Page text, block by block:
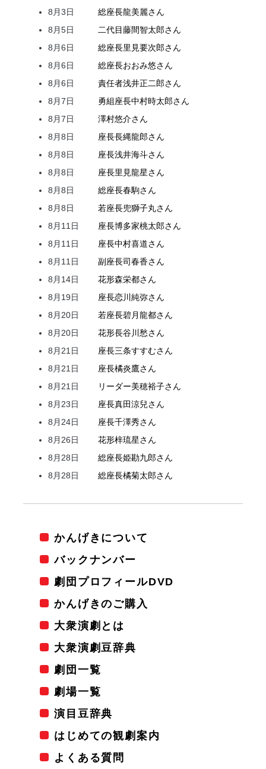
8月3日
総座長龍美麗さん
8月5日
二代目藤間智太郎さん
8月6日
総座長里見要次郎さん
8月6日
総座長おおみ悠さん
8月6日
責任者浅井正二郎さん
8月7日
勇組座長中村時太郎さん
8月7日
澤村悠介さん
8月8日
座長長縄龍郎さん
8月8日
座長浅井海斗さん
8月8日
座長里見龍星さん
8月8日
総座長春駒さん
8月8日
若座長兜獅子丸さん
8月11日
座長博多家桃太郎さん
8月11日
座長中村喜道さん
8月11日
副座長司春香さん
8月14日
花形森栄都さん
8月19日
座長恋川純弥さん
8月20日
若座長碧月龍都さん
8月20日
花形長谷川愁さん
8月21日
座長三条すすむさん
8月21日
座長橘炎鷹さん
8月21日
リーダー美穂裕子さん
8月23日
座長真田涼兒さん
8月24日
座長千澤秀さん
8月26日
花形梓琉星さん
8月28日
総座長姫勘九郎さん
8月28日
総座長橘菊太郎さん
かんげきについて
バックナンバー
劇団プロフィールDVD
かんげきのご購入
大衆演劇とは
大衆演劇豆辞典
劇団一覧
劇場一覧
演目豆辞典
はじめての観劇案内
よくある質問